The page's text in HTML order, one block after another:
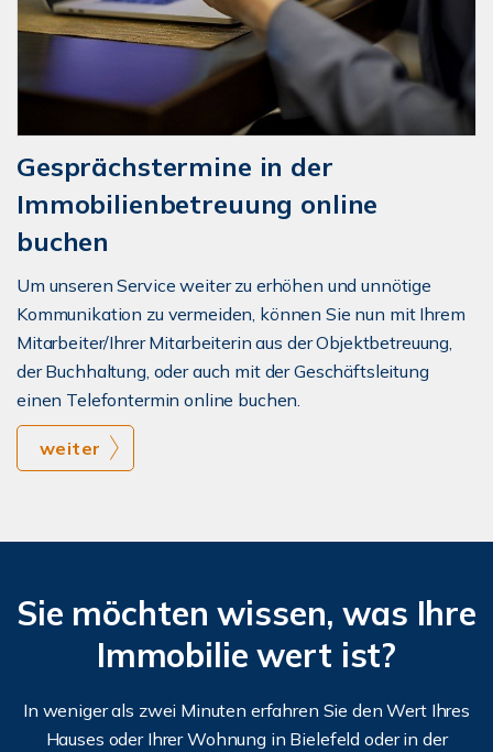
Gesprächstermine in der
Immobilienbetreuung online
buchen
Um unseren Service weiter zu erhöhen und unnötige
Kommunikation zu vermeiden, können Sie nun mit Ihrem
Mitarbeiter/Ihrer Mitarbeiterin aus der Objektbetreuung,
der Buchhaltung, oder auch mit der Geschäftsleitung
einen Telefontermin online buchen.
weiter
Sie möchten wissen, was Ihre
Immobilie wert ist?
In weniger als zwei Minuten erfahren Sie den Wert Ihres
Hauses oder Ihrer Wohnung in Bielefeld oder in der